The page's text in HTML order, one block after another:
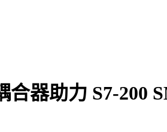
合器助力 S7-200